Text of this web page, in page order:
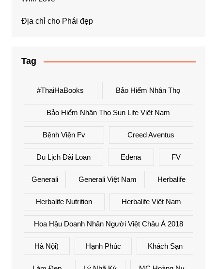
Địa chỉ cho Phái đẹp
Tag
#ThaiHaBooks Bảo Hiểm Nhân Thọ
Bảo Hiểm Nhân Thọ Sun Life Việt Nam
Bệnh Viện Fv Creed Aventus
Du Lịch Đài Loan Edena FV
Generali Generali Việt Nam Herbalife
Herbalife Nutrition Herbalife Việt Nam
Hoa Hậu Doanh Nhân Người Việt Châu Á 2018
Hà Nội) Hạnh Phúc Khách Sạn